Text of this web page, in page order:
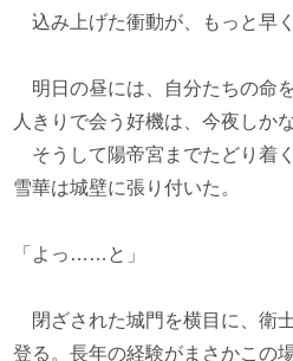
込み上げた衝動が、もっと早
明日の昼には、自分たちの命
人きりで会う好機は、今夜しかな
そうして陽帝宮までたどり着
雪華は城壁に張り付いた。
「よっ……と」
閉ざされた城門を横目に、衛
登る。長年の経験がまさかこの